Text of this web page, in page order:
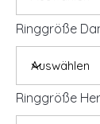
Ringgröße
Ringgröße